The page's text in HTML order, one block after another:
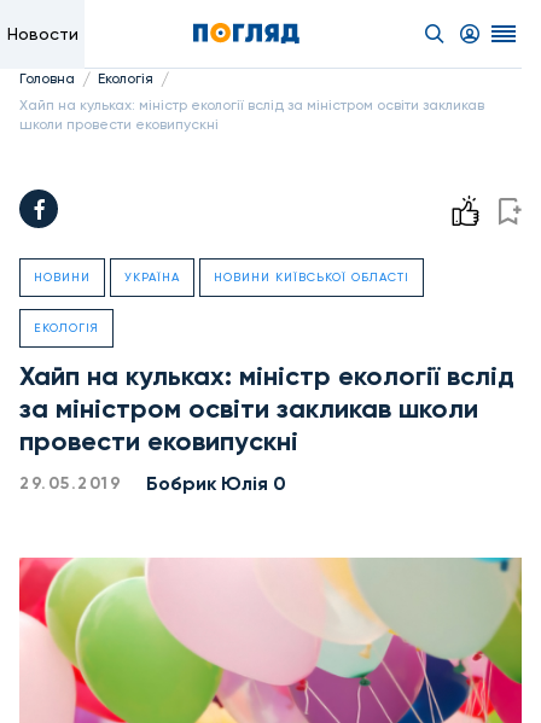
Новости
Головна / Екологія /
Хайп на кульках: міністр екології вслід за міністром освіти закликав
школи провести ековипускні
НОВИНИ УКРАЇНА НОВИНИ КИЇВСЬКОЇ ОБЛАСТІ
ЕКОЛОГІЯ
Хайп на кульках: міністр екології вслід
за міністром освіти закликав школи
провести ековипускні
29.05.2019 Бобрик Юлія 0